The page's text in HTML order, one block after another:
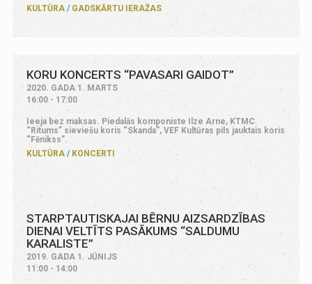
KULTŪRA
GADSKĀRTU IERAŽAS
KORU KONCERTS “PAVASARI GAIDOT”
2020. GADA 1. MARTS
16:00 - 17:00
Ieeja bez maksas. Piedalās komponiste Ilze Arne, KTMC
“Ritums” sieviešu koris “Skanda”, VEF Kultūras pils jauktais koris
“Fēnikss”.
KULTŪRA
KONCERTI
STARPTAUTISKAJAI BĒRNU AIZSARDZĪBAS
DIENAI VELTĪTS PASĀKUMS “SALDUMU
KARALISTE”
2019. GADA 1. JŪNIJS
11:00 - 14:00